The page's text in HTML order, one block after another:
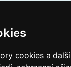
cookies a